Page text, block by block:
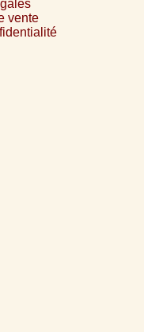
vente